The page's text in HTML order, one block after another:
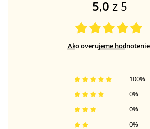
5,0 z 5
Ako overujeme
0%
0%
0%
100%